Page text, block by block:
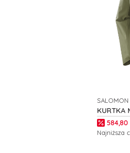
KURTKA
2L M
PRODUCENT
SALOMON
Cena
584,80
Najniższa